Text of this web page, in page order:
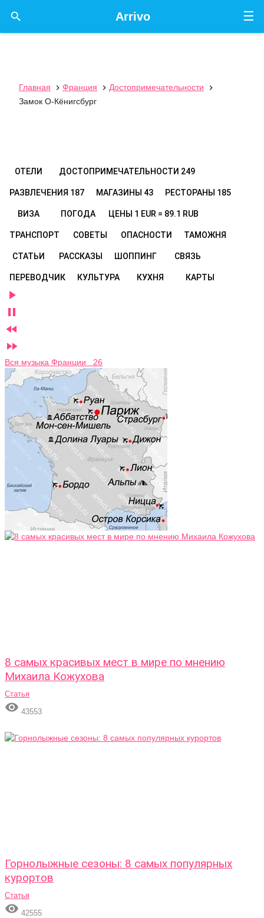
☰
Arrivo

Главная  Франция  Достопримечательности

Замок О-Кёнигсбург
ОТЕЛИ ДОСТОПРИМЕЧАТЕЛЬНОСТИ 249
РАЗВЛЕЧЕНИЯ 187 МАГАЗИНЫ 43 РЕСТОРАНЫ 185
ВИЗА ПОГОДА ЦЕНЫ 1 EUR = 89.1 RUB
ТРАНСПОРТ СОВЕТЫ ОПАСНОСТИ ТАМОЖНЯ
СТАТЬИ РАССКАЗЫ ШОППИНГ СВЯЗЬ
ПЕРЕВОДЧИК КУЛЬТУРА КУХНЯ КАРТЫ




Вся музыка Франции 26
8 самых красивых мест в мире по мнению
Михаила Кожухова
Статья
 43553
Горнолыжные сезоны: 8 самых популярных
курортов
Статья
 42555